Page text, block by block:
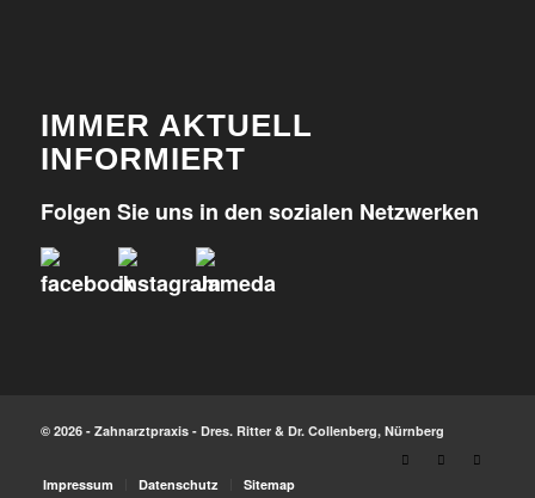
IMMER AKTUELL
INFORMIERT
Folgen Sie uns in den sozialen Netzwerken
© 2026 - Zahnarztpraxis - Dres. Ritter & Dr. Collenberg, Nürnberg
Impressum Datenschutz Sitemap